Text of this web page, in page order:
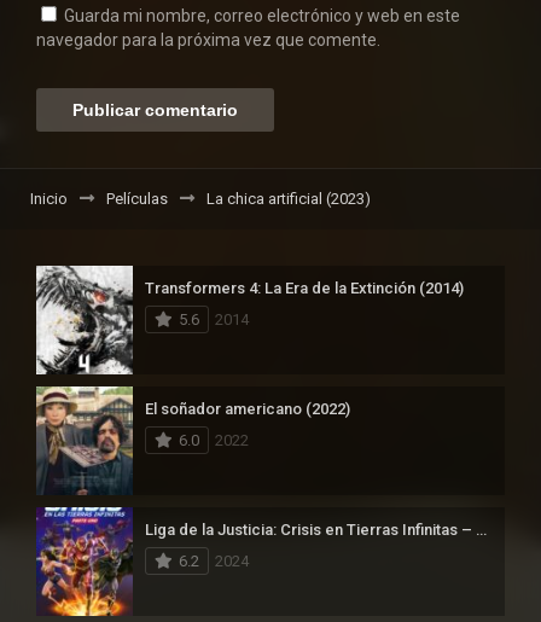
Guarda mi nombre, correo electrónico y web en este
navegador para la próxima vez que comente.
Inicio Películas La chica artificial (2023)
Transformers 4: La Era de la Extinción (2014)
5.6
2014
El soñador americano (2022)
6.0
2022
Liga de la Justicia: Crisis en Tierras Infinitas – Parte 1 (2024)
6.2
2024